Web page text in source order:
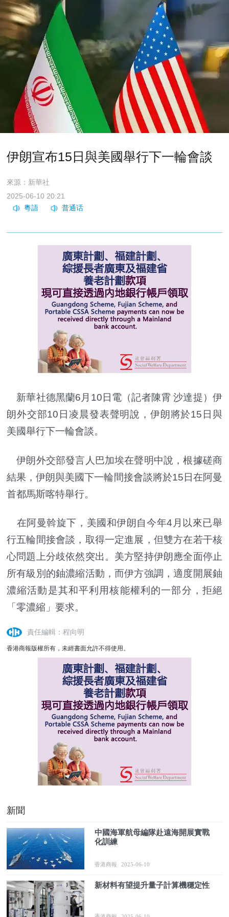
伊朗宣布15日與美國舉行下一輪會談
來源：新華社
2025-06-10 20:21
新華社德黑蘭6月10日電（記者陳霄 沙達提）伊
朗外交部10日凌晨發表聲明說，伊朗將於15日與
美國舉行下一輪會談。
伊朗外交部發言人巴加埃在聲明中說，根據磋商
結果，伊朗與美國下一輪間接會談將於15日在阿曼
首都馬斯喀特舉行。
在阿曼斡旋下，美國和伊朗自今年4月以來已舉
行五輪間接會談，取得一定進展，但雙方在若干核
心問題上分歧依然突出。美方堅持伊朗應全面停止
所有級別的鈾濃縮活動，而伊方強調，適度開展鈾
濃縮活動是其和平利用核能權利的一部分，拒絕
「零濃縮」要求。
責任編輯：程向明
香港商報版權所有，未經書面允許不得使用。
新聞
中國海軍航母編隊赴遠海開展實戰
化訓練
香港商報 2025-06-10
新材料有望提升量子計算機穩定性